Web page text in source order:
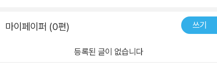
개한 개념을 시험하고 확장해본다. 종이와 연필만 있으면 몇 분
안에 풀 수 있기도 하고 제법 복잡한 프로그래밍 프로젝트 문제도
있다. 참고 자료와 연습 문제를 통해 각 장의 본문에서 다루지 못
마이페이퍼 (0편) 쓰기
등록된 글이 없습니다